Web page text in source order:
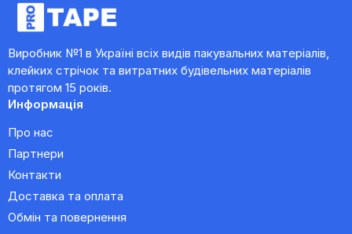
Виробник №1 в Україні всіх видів пакувальних матеріалів,
клейких стрічок та витратних будівельних матеріалів
протягом 15 років.
Информація
Про нас
Партнери
Контакти
Доставка та оплата
Обмін та повернення